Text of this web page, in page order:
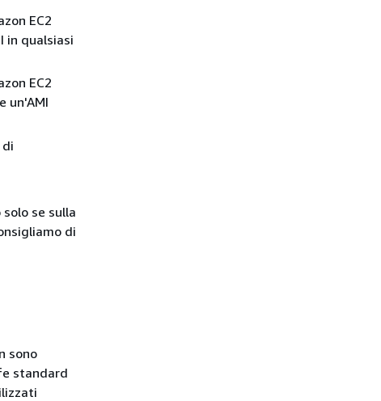
EC2
in qualsiasi
EC2
un'AMI
se sulla
di
sono
standard